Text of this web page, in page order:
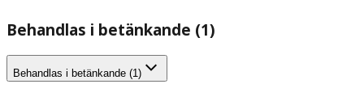
Behandlas i betänkande (1)
Behandlas i betänkande (1)